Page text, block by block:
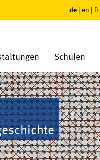
de | en | fr
Schulen